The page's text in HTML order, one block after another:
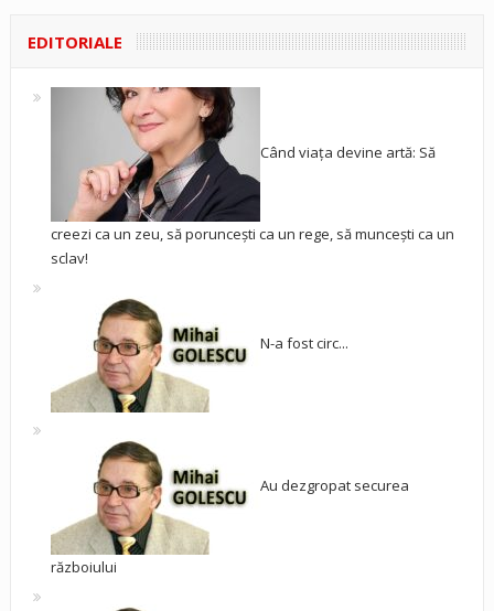
EDITORIALE
Când viața devine artă: Să
creezi ca un zeu, să poruncești ca un rege, să muncești ca un
sclav!
N-a fost circ...
Au dezgropat securea
războiului